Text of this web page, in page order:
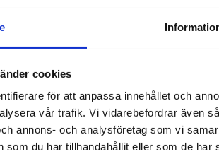
cookies
för att anpassa innehållet och
vår trafik. Vi vidarebefordrar även
annons- och analysföretag som vi
som du har tillhandahållit eller som de
identifiering förblir kan inte